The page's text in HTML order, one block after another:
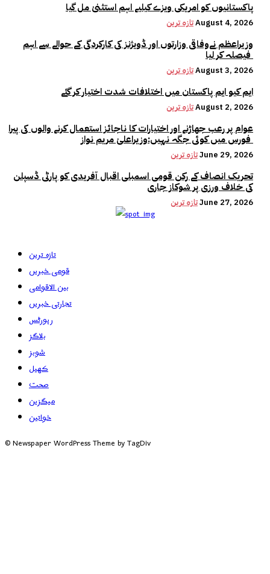
پاکستانیوں کو امریکی ویزے کیلیے اہم استثنیٰ مل گیا
تازہ ترینAugust 4, 2026
وزیراعظم نےوفاقی وزارتوں اور ڈویژنز کی کارکردگی کے حوالے سے اہم
تازہ ترینAugust 3, 2026
ایم کیو ایم پاکستان میں اختلافات شدت اختیار کر گئے
تازہ ترینAugust 2, 2026
عوام پر رعب جھاڑنے اور اختیارات کا ناجائز استعمال کرنے والوں کی پیرا
تازہ ترینJune 29, 2026
تحریک انصاف کے رکن قومی اسمبلی اقبال آفریدی کو پارٹی ڈسپلن
کی خلاف ورزی پر شوکاز جاری
تازہ ترینJune 27, 2026
تازہ ترین
قومی خبریں
بین الاقوامی
تجارتی خبریں
رپورٹس
بلاگز
شوبز
کھیل
صحت
میگزین
خواتین
© Newspaper WordPress Theme by TagDiv